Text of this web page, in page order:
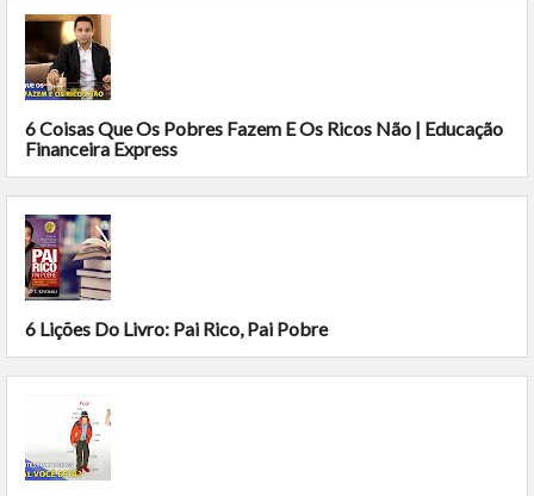
6 Coisas Que Os Pobres Fazem E Os Ricos Não | Educação
Financeira Express
6 Lições Do Livro: Pai Rico, Pai Pobre